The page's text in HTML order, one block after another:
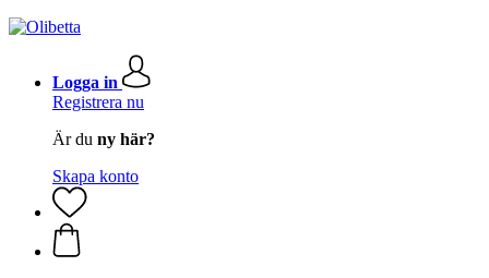
Logga in
Registrera nu
Är du ny här?
Skapa konto